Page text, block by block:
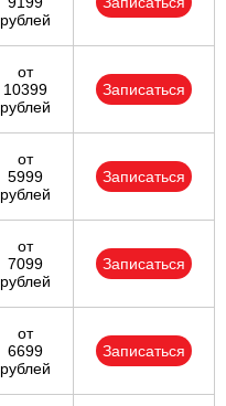
рублей
от
10399
рублей
Записаться
от
5999
рублей
Записаться
от
7099
рублей
Записаться
от
6699
рублей
Записаться